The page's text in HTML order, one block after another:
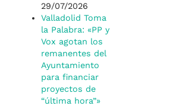
29/07/2026
Valladolid Toma
la Palabra: «PP y
Vox agotan los
remanentes del
Ayuntamiento
para financiar
proyectos de
“última hora”»